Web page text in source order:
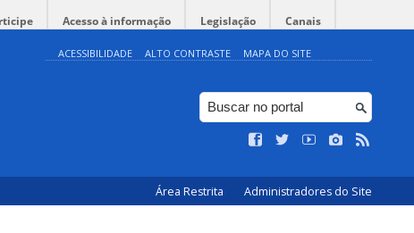
Acesso à informação Legislação Canais
ACESSIBILIDADE ALTO CONTRASTE MAPA DO SITE
Área Restrita Administradores do Site